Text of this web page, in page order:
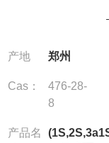
产地 郑州
Cas：
476-28-
8
产品名